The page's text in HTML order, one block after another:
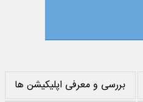
بررسی و معرفی اپلیکیشن ها